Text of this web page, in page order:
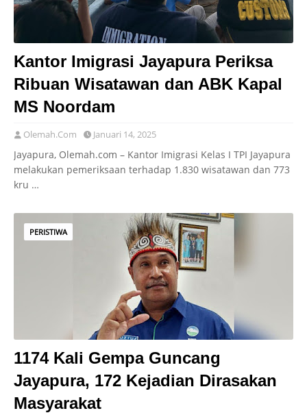
Kantor Imigrasi Jayapura Periksa
Ribuan Wisatawan dan ABK Kapal
MS Noordam
Olemah.Com Januari 14, 2025
Jayapura, Olemah.com – Kantor Imigrasi Kelas I TPI Jayapura
melakukan pemeriksaan terhadap 1.830 wisatawan dan 773
kru …
PERISTIWA
1174 Kali Gempa Guncang
Jayapura, 172 Kejadian Dirasakan
Masyarakat